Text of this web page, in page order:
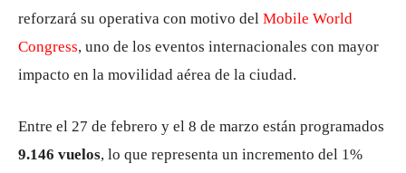
reforzará su operativa con motivo del Mobile World
Congress, uno de los eventos internacionales con mayor
impacto en la movilidad aérea de la ciudad.
Entre el 27 de febrero y el 8 de marzo están programados
9.146 vuelos, lo que representa un incremento del 1%